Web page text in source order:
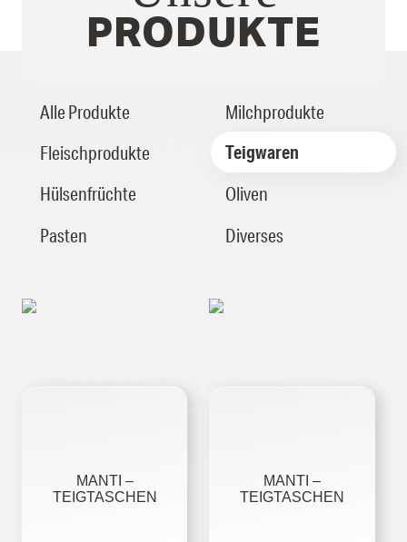
PRODUKTE
Alle Produkte
Milchprodukte
Fleischprodukte
Teigwaren
Hülsenfrüchte
Oliven
Pasten
Diverses
MANTI –
TEIGTASCHEN
MANTI –
TEIGTASCHEN